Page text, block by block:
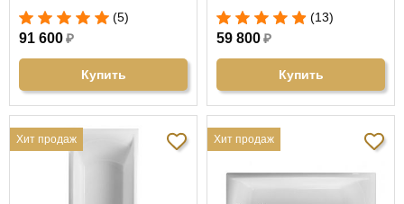
Цвет:белый
Форма:прямоугольная
Материал:
(5)
91 600₽
Купить
Цвет:белый
Форма:прямоугольная
Материал:
(13)
59 800₽
Купить
Хит продаж Хит продаж